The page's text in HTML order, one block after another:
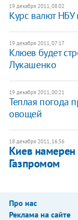
19 декабря 2011, 08:02
​Курс валют НБУ
19 декабря 2011, 07:17
​Клюев будет
Лукашенко
19 декабря 2011, 00:21
​Теплая погода
овощей
18 декабря 2011, 16:56
​Киев намерен
Газпромом
Про нас
Реклама на сайте